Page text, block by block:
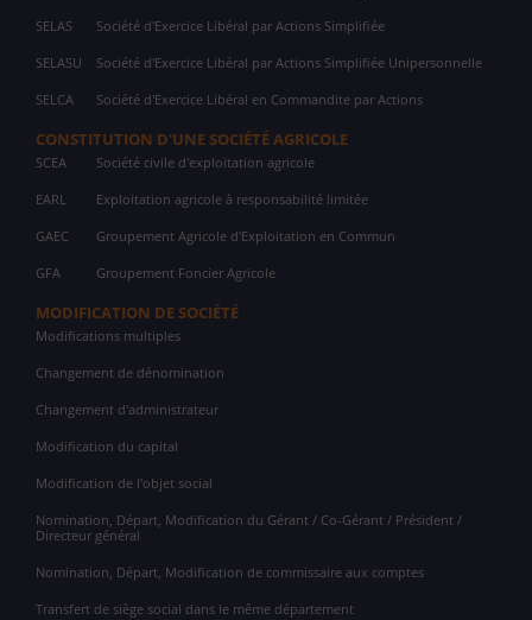
SELAS Société d'Exercice Libéral par Actions Simplifiée
SELASU Société d'Exercice Libéral par Actions Simplifiée Unipersonnelle
SELCA Société d'Exercice Libéral en Commandite par Actions
CONSTITUTION D'UNE SOCIÉTÉ AGRICOLE
SCEA Société civile d'exploitation agricole
EARL Exploitation agricole à responsabilité limitée
GAEC Groupement Agricole d'Exploitation en Commun
GFA Groupement Foncier Agricole
MODIFICATION DE SOCIÉTÉ
Modifications multiples
Changement de dénomination
Changement d'administrateur
Modification du capital
Modification de l'objet social
Nomination, Départ, Modification du Gérant / Co-Gérant / Président /
Directeur général
Nomination, Départ, Modification de commissaire aux comptes
Transfert de siège social dans le même département